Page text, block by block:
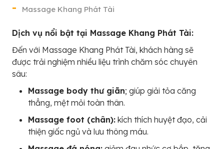
Massage Khang Phát Tài
Dịch vụ nổi bật tại Massage Khang Phát Tài:
Đến với Massage Khang Phát Tài, khách hàng sẽ
được trải nghiệm nhiều liệu trình chăm sóc chuyên
sâu:
Massage body thư giãn; giúp giải tỏa căng
thẳng, mệt mỏi toàn thân.
Massage foot (chân): kích thích huyệt đạo, cải
thiện giấc ngủ và lưu thông máu.